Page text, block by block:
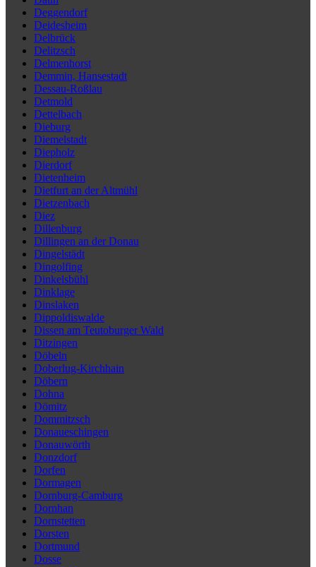
Deggendorf
Deidesheim
Delbrück
Delitzsch
Delmenhorst
Demmin, Hansestadt
Dessau-Roßlau
Detmold
Dettelbach
Dieburg
Diemelstadt
Diepholz
Dierdorf
Dietenheim
Dietfurt an der Altmühl
Dietzenbach
Diez
Dillenburg
Dillingen an der Donau
Dingelstädt
Dingolfing
Dinkelsbühl
Dinklage
Dinslaken
Dippoldiswalde
Dissen am Teutoburger Wald
Ditzingen
Döbeln
Doberlug-Kirchhain
Döbern
Dohna
Dömitz
Dommitzsch
Donaueschingen
Donauwörth
Donzdorf
Dorfen
Dormagen
Dornburg-Camburg
Dornhan
Dornstetten
Dorsten
Dortmund
Dosse